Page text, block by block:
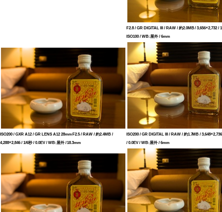
F2.8 / GR DIGITAL III / RAW / 約2.0MB / 3,656×2,732 /
ISO100 / WB:屋外 / 6mm
ISO200 / GXR A12 / GR LENS A12 28mm F2.5 / RAW / 約2.4MB /
4,288×2,846 / 1/6秒 / 0.0EV / WB:屋外 / 18.3mm
ISO200 / GR DIGITAL III / RAW / 約1.7MB /
/ 0.0EV / WB:屋外 / 6mm